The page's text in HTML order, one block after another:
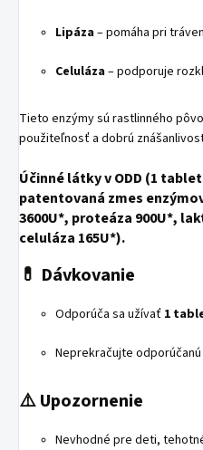
Lipáza –pomáha pri
Celuláza –podporuje
Tieto enzýmy sú rastlinného
použiteľnosť a dobrú
Účinné látky v ODD (1
patentovaná zmes
3600U*, proteáza 900U*,
celuláza 165U*).
💊 Dávkovanie
Odporúča sa užívať 1
Neprekračujte odporúčanú
⚠️ Upozornenie
Nevhodné pre deti,